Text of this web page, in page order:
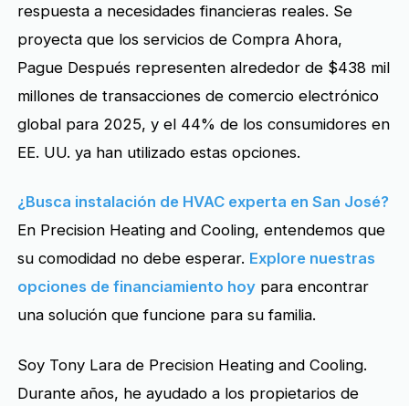
respuesta a necesidades financieras reales. Se
proyecta que los servicios de Compra Ahora,
Pague Después representen alrededor de $438 mil
millones de transacciones de comercio electrónico
global para 2025, y el 44% de los consumidores en
EE. UU. ya han utilizado estas opciones.
¿Busca instalación de HVAC experta en San José?
En Precision Heating and Cooling, entendemos que
su comodidad no debe esperar. Explore nuestras
opciones de financiamiento hoy para encontrar
una solución que funcione para su familia.
Soy Tony Lara de Precision Heating and Cooling.
Durante años, he ayudado a los propietarios de